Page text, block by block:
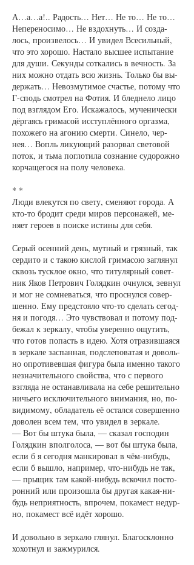
А…а…а!.. Ра­дость… Нет… Не то… Не то…
Не­пе­ре­но­си­мо… Не вздох­нуть… И со­зда­
лось, про­из­ве­лось… И уви­дел Все­силь­ный,
что это хо­ро­шо. На­ста­ло выс­шее ис­пы­та­ние
для ду­ши. Се­кун­ды со­тка­лись в веч­ность. За
них мож­но от­дать всю жизнь. Толь­ко бы вы­
дер­жать… Не­воз­му­ти­мое счастье, по­то­му что
Г-сподь смот­рел на Фо­тия. И блед­не­ло ли­цо
под взгля­дом Его. Ис­ка­жа­лось, му­че­ни­чес­ки
дёр­га­ясь гри­ма­сой ис­ступ­лён­но­го ор­газ­ма,
по­хо­же­го на аго­нию смер­ти. Си­не­ло, чер­
нея… Во­пль ли­ку­ю­щий разо­рвал све­то­вой
по­ток, и тьма по­гло­ти­ла со­зна­ние су­до­рож­но
кор­ча­ще­го­ся на по­лу че­ло­ве­ка.
* *
Лю­ди вле­кут­ся по све­ту, сме­ня­ют го­ро­да. А
кто-то бро­дит сре­ди ми­ров пер­со­на­жей, ме­
ня­ет ге­ро­ев в по­ис­ке ис­ти­ны для се­бя.
Се­рый осен­ний день, мут­ный и гряз­ный, так
сер­ди­то и с та­кою кис­лой гри­ма­сою за­гля­нул
сквозь тус­клое ок­но, что ти­ту­ляр­ный со­вет­
ник Яков Пет­ро­вич Го­ляд­кин оч­нул­ся, зев­нул
и мог не со­мне­вать­ся, что про­снул­ся со­вер­
шен­но. Ему пред­сто­я­ло что-то сде­лать се­год­
ня и по­го­дя… Это чувст­во­вал и по­то­му под­
бе­жал к зер­ка­лу, что­бы уве­рен­но ощу­тить,
что го­тов по­пасть в идею. Хо­тя от­ра­зив­ша­я­ся
в зер­ка­ле за­спан­ная, под­сле­по­ва­тая и до­воль­
но опро­ти­вев­шая фи­гу­ра бы­ла имен­но та­ко­го
не­зна­чи­тель­но­го свойст­ва, что с пер­во­го
взгля­да не оста­нав­ли­ва­ла на се­бе ре­ши­тель­но
ни­чье­го ис­клю­чи­тель­но­го вни­ма­ния, но, по-
ви­ди­мо­му, об­ла­да­тель её остал­ся со­вер­шен­но
до­во­лен всем тем, что уви­дел в зер­ка­ле.
— Вот бы шту­ка бы­ла, — ска­зал гос­по­дин
Го­ляд­кин впол­го­ло­са, — вот бы шту­ка бы­ла,
если б я се­год­ня ман­ки­ро­вал в чём-ни­будь,
если б вы­шло, на­при­мер, что-ни­будь не так,
— пры­щик там ка­кой-ни­будь вско­чил по­сто­
рон­ний или про­изо­шла бы дру­гая ка­кая-ни­
будь не­при­ят­ность, впро­чем, по­ка­мест не­дур­
но, по­ка­мест всё идёт хо­ро­шо.
И до­воль­но в зер­ка­ло гля­нул. Бла­го­склон­но
хо­хот­нул и за­жму­рил­ся.